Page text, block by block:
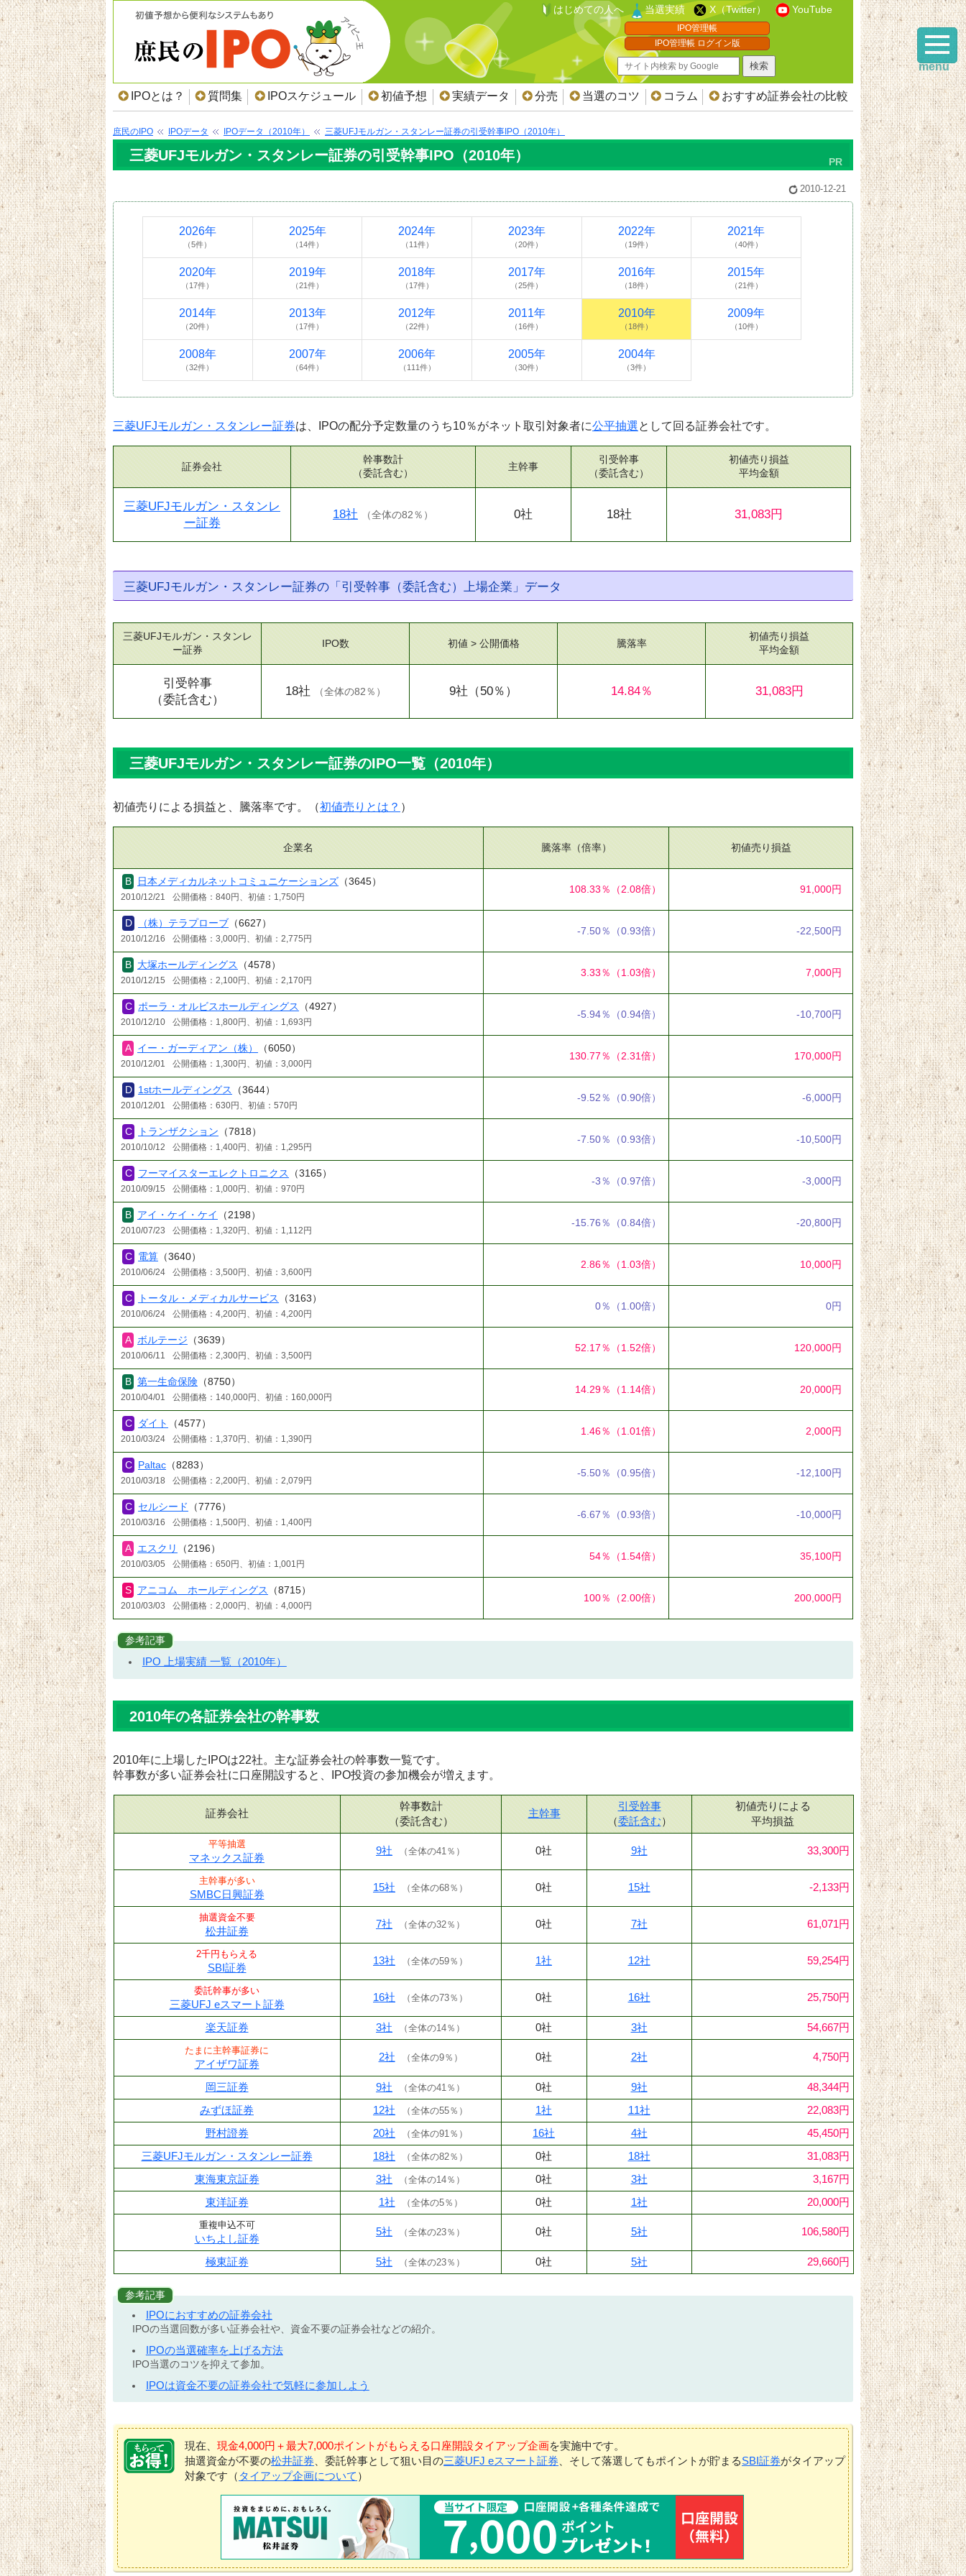
はじめての人へ 当選実績 X（Twitter） YouTube
IPO管理帳
IPO管理帳 ログイン版
IPOとは？ 質問集 IPOスケジュール 初値予想 実績データ 分売 当選のコツ コラム おすすめ証券会社の比較
庶民のIPO IPOデータ IPOデータ（2010年） 三菱UFJモルガン・スタンレー証券の引受幹事IPO（2010年）
三菱UFJモルガン・スタンレー証券の引受幹事IPO（2010年）
2010-12-21
2026年
（5件）
2025年
（14件）
2024年
（11件）
2023年
（20件）
2022年
（19件）
2021年
（40件）
2020年
（17件）
2019年
（21件）
2018年
（17件）
2017年
（25件）
2016年
（18件）
2015年
（21件）
2014年
（20件）
2013年
（17件）
2012年
（22件）
2011年
（16件）
2010年
（18件）
2009年
（10件）
2008年
（32件）
2007年
（64件）
2006年
（111件）
2005年
（30件）
2004年
（3件）
三菱UFJモルガン・スタンレー証券は、IPOの配分予定数量のうち10％がネット取引対象者に公平抽選として回る証券会社です。
証券会社
三菱UFJモルガン・スタンレ
ー証券
幹事数計
（委託含む）
18社 （全体の82％ ）
主幹事
0社
引受幹事
（委託含む）
18社
初値売り損益
平均金額
31,083円
三菱UFJモルガン・スタンレー証券の「引受幹事（委託含む）上場企業」データ
三菱UFJモルガン・スタンレ
ー証券
引受幹事
（委託含む）
IPO数
18社 （全体の82％ ）
初値 > 公開価格
9社 （50％）
騰落率
14.84％
初値売り損益
平均金額
31,083円
三菱UFJモルガン・スタンレー証券のIPO一覧（2010年）
初値売りによる損益と、騰落率です。（初値売りとは？ ）
企業名 騰落率（倍率） 初値売り損益
日本メディカルネットコミュニケーションズ （3645）
2010/12/21 公開価格：840円、初値：1,750円
108.33％ （2.08倍） 91,000円
（株）テラプローブ （6627）
2010/12/16 公開価格：3,000円、初値：2,775円
-7.50％ （0.93倍） -22,500円
大塚ホールディングス （4578）
2010/12/15 公開価格：2,100円、初値：2,170円
3.33％ （1.03倍） 7,000円
ポーラ・オルビスホールディングス （4927）
2010/12/10 公開価格：1,800円、初値：1,693円
-5.94％ （0.94倍） -10,700円
イー・ガーディアン（株） （6050）
2010/12/01 公開価格：1,300円、初値：3,000円
130.77％ （2.31倍） 170,000円
1stホールディングス （3644）
2010/12/01 公開価格：630円、初値：570円
-9.52％ （0.90倍） -6,000円
トランザクション （7818）
2010/10/12 公開価格：1,400円、初値：1,295円
-7.50％ （0.93倍） -10,500円
フーマイスターエレクトロニクス （3165）
2010/09/15 公開価格：1,000円、初値：970円
-3％ （0.97倍） -3,000円
アイ・ケイ・ケイ （2198）
2010/07/23 公開価格：1,320円、初値：1,112円
-15.76％ （0.84倍） -20,800円
電算 （3640）
2010/06/24 公開価格：3,500円、初値：3,600円
2.86％ （1.03倍） 10,000円
トータル・メディカルサービス （3163）
2010/06/24 公開価格：4,200円、初値：4,200円
0％ （1.00倍） 0円
ボルテージ （3639）
2010/06/11 公開価格：2,300円、初値：3,500円
52.17％ （1.52倍） 120,000円
第一生命保険 （8750）
2010/04/01 公開価格：140,000円、初値：160,000円
14.29％ （1.14倍） 20,000円
ダイト （4577）
2010/03/24 公開価格：1,370円、初値：1,390円
1.46％ （1.01倍） 2,000円
Paltac （8283）
2010/03/18 公開価格：2,200円、初値：2,079円
-5.50％ （0.95倍） -12,100円
セルシード （7776）
2010/03/16 公開価格：1,500円、初値：1,400円
-6.67％ （0.93倍） -10,000円
エスクリ （2196）
2010/03/05 公開価格：650円、初値：1,001円
54％ （1.54倍） 35,100円
アニコム ホールディングス （8715）
2010/03/03 公開価格：2,000円、初値：4,000円
100％ （2.00倍） 200,000円
参考記事
IPO 上場実績 一覧（2010年）
2010年の各証券会社の幹事数
2010年に上場したIPOは22社。主な証券会社の幹事数一覧です。
幹事数が多い証券会社に口座開設すると、IPO投資の参加機会が増えます。
証券会社
幹事数計
（委託含む）
主幹事
引受幹事
（委託含む）
初値売りによる
平均損益
平等抽選
マネックス証券
9社 （全体の41％ ） 0社 9社 33,300円
主幹事が多い
SMBC日興証券
15社 （全体の68％ ） 0社 15社 -2,133円
抽選資金不要
松井証券
7社 （全体の32％ ） 0社 7社 61,071円
2千円もらえる
SBI証券
13社 （全体の59％ ） 1社 12社 59,254円
委託幹事が多い
三菱UFJ eスマート証券
16社 （全体の73％ ） 0社 16社 25,750円
楽天証券 3社 （全体の14％ ） 0社 3社 54,667円
たまに主幹事証券に
アイザワ証券
2社 （全体の9％ ） 0社 2社 4,750円
岡三証券 9社 （全体の41％ ） 0社 9社
48,344円
みずほ証券
12社 （全体の55％ ） 1社 11社
22,083円
野村證券
20社 （全体の91％ ） 16社 4社
45,450円
三菱UFJモルガン・スタンレー証券
18社 （全体の82％ ） 0社 18社
31,083円
東海東京証券
3社 （全体の14％ ） 0社 3社
3,167円
東洋証券
1社 （全体の5％ ） 0社 1社 20,000円
重複申込不可
いちよし証券
5社 （全体の23％ ） 0社 5社 106,580円
極東証券 5社 （全体の23％ ） 0社 5社 29,660円
参考記事
IPOにおすすめの証券会社
IPOの当選回数が多い証券会社や、資金不要の証券会社などの紹介。
IPOの当選確率を上げる方法
IPO当選のコツを抑えて参加。
IPOは資金不要の証券会社で気軽に参加しよう
現在、 現金4,000円＋最大7,000ポイントがもらえる口座開設タイアップ企画を実施中です。
抽選資金が不要の松井証券 、委託幹事として狙い目の三菱UFJ eスマート証券 、そして落選してもポイントが貯まるSBI証券がタイアップ
対象です（ タイアップ企画について ）
menu